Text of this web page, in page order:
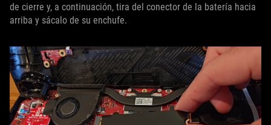
de cierre y, a continuación, tira del conector de la batería hacia
arriba y sácalo de su enchufe.